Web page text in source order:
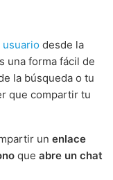
desde la
una forma fácil de
la búsqueda o tu
que compartir tu
un enlace
que abre un chat